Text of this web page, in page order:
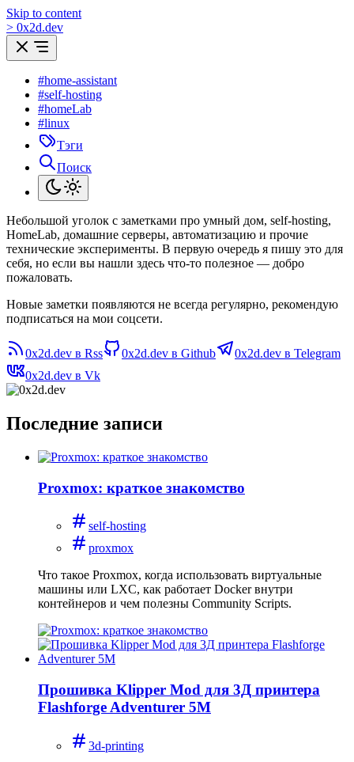
Skip to content
> 0x2d.dev
#home-assistant
#self-hosting
#homeLab
#linux
Тэги
Поиск
Небольшой уголок с заметками про умный дом, self-hosting,
HomeLab, домашние серверы, автоматизацию и прочие
технические эксперименты. В первую очередь я пишу это для
себя, но если вы нашли здесь что-то полезное — добро
пожаловать.
Новые заметки появляются не всегда регулярно, рекомендую
подписаться на мои соцсети.
0x2d.dev в Rss 0x2d.dev в Github
0x2d.dev в Telegram
0x2d.dev в Vk
Последние записи
Proxmox: краткое знакомство
self-hosting
proxmox
Что такое Proxmox, когда использовать виртуальные
машины или LXC, как работает Docker внутри
контейнеров и чем полезны Community Scripts.
Прошивка Klipper Mod для 3Д принтера
Flashforge Adventurer 5M
3d-printing